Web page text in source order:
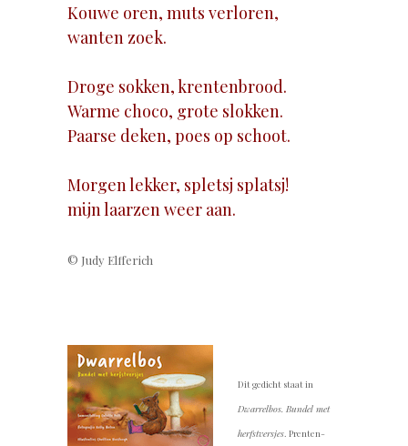
Kouwe oren, muts verloren,
wanten zoek.
Droge sokken, krentenbrood.
Warme choco, grote slokken.
Paarse deken, poes op schoot.
Morgen lekker, spletsj splatsj!
mijn laarzen weer aan.
© Judy Elfferich
Dit gedicht staat in
Dwarrel­bos. Bundel met
herfst­versjes. Prenten­